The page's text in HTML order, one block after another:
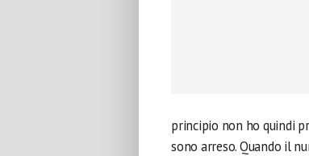
principio non ho quindi
sono arreso. Quando il